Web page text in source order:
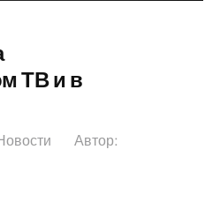
ТВ и в
Автор: